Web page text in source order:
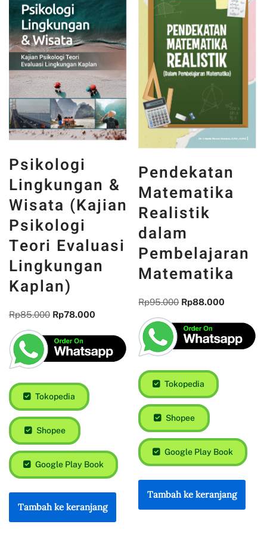
Psikologi
Lingkungan &
Wisata (Kajian
Psikologi
Teori Evaluasi
Lingkungan
Kaplan)
Rp85.000 Rp78.000
Tokopedia
Shopee
Google Play Book
Tambah ke keranjang
Pendekatan
Matematika
Realistik
dalam
Pembelajaran
Matematika
Rp95.000 Rp88.000
Tokopedia
Shopee
Google Play Book
Tambah ke keranjang